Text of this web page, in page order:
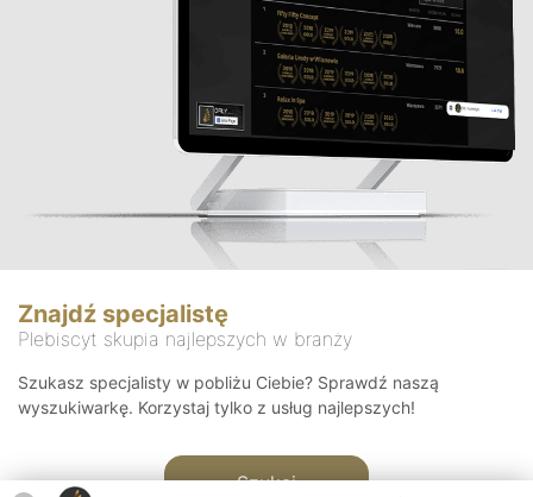
Znajdź specjalistę
Plebiscyt skupia najlepszych w branży
Szukasz specjalisty w pobliżu Ciebie? Sprawdź naszą
wyszukiwarkę. Korzystaj tylko z usług najlepszych!
Szukaj